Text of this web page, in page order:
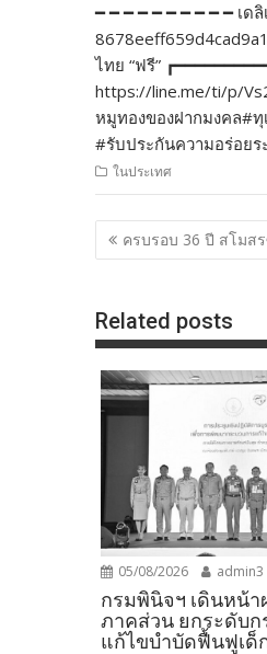
━ ━ ━ ━ ━ ━ ━ ━ ━ ━ เด
ไทย “ฟรี”
https://line.me/ti/p/
หมูทองของฝากมงคล#
#รับประกันความอร่อย
ในประเทศ
แนะแนว
เรื่อง
ครบรอบ 36 ปี สโมส
Related posts
05/08/2026 admin3
กรมพินิจฯ เดินหน้า
ภาคส่วน ยกระดับก
แก้ไขบำบัดฟื้นฟูเด็